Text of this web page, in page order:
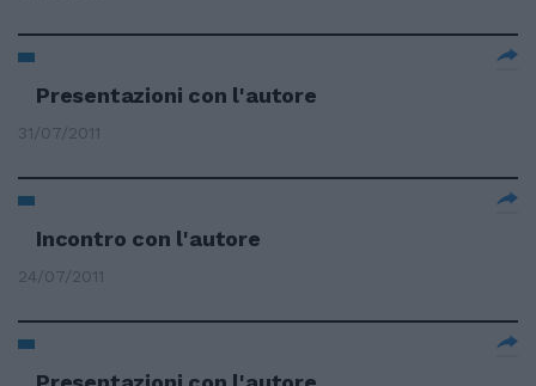
Presentazioni con l'autore
31/07/2011
Incontro con l'autore
24/07/2011